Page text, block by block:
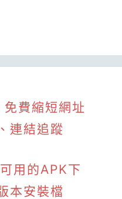
費縮短網址
連結追蹤
用的APK下
本安裝檔